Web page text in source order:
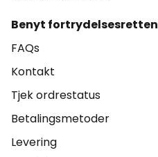
Benyt fortrydelsesretten
FAQs
Kontakt
Tjek ordrestatus
Betalingsmetoder
Levering